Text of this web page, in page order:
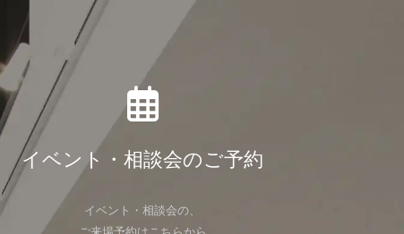
イベント・相談会のご予約
イベント・相談会の、